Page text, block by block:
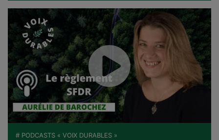
# PODCASTS « VOIX DURABLES »